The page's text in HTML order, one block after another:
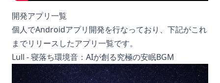
開発アプリ一覧
個人でAndroidアプリ開発を行なっており、下記がこれ
までリリースしたアプリ一覧です。
Lull - 寝落ち環境音：AIが創る究極の安眠BGM